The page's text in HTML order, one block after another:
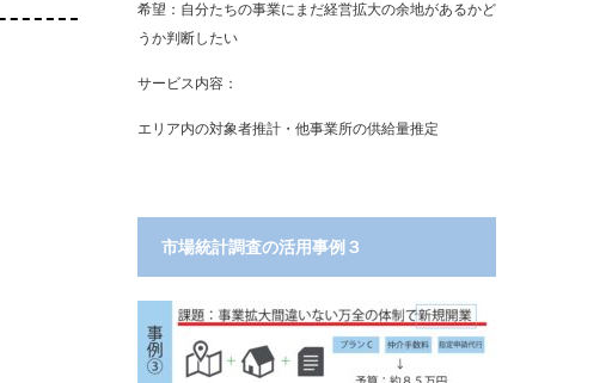
希望：自分たちの事業にまだ経営拡大の余地があるかど
うか判断したい
サービス内容：
エリア内の対象者推計・他事業所の供給量推定
市場統計調査の活用事例３